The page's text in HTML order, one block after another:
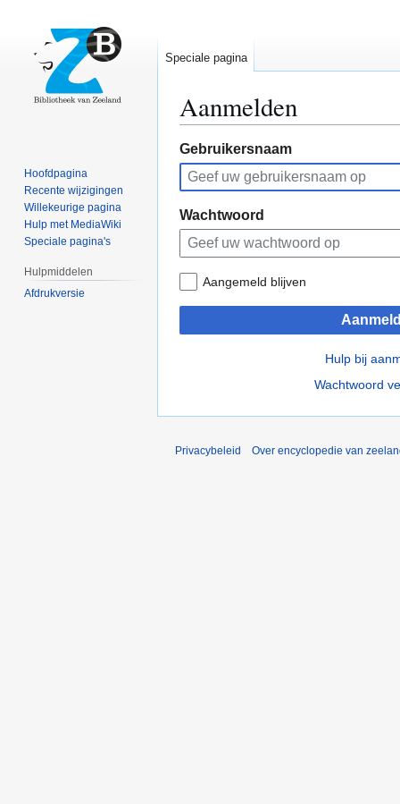
Aanmelden
Naar
navigatie
springen
Naar
zoeken
springen
Gebruikersnaam
Wachtwoord
Aangemeld blijven
Hulp bij
Wachtwoord
Speciale pagina
Hoofdpagina
Recente wijzigingen
Willekeurige pagina
Hulp met MediaWiki
Speciale pagina's
Hulpmiddelen
Afdrukversie
Privacybeleid Over encyclopedie van